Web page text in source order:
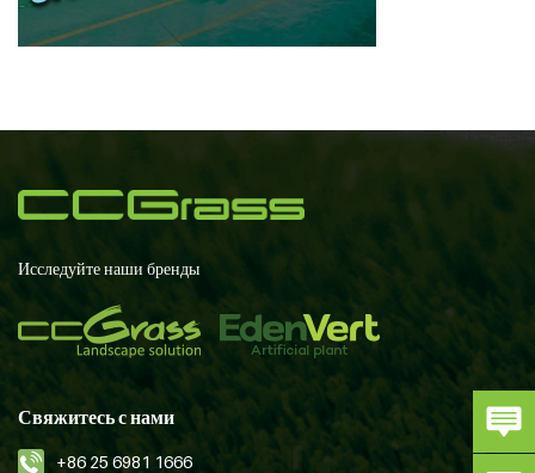
Исследуйте наши бренды
Свяжитесь с нами
+86 25 6981 1666